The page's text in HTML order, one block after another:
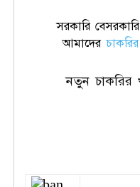
সরকারি
আমাদের
নতুন চাকরির